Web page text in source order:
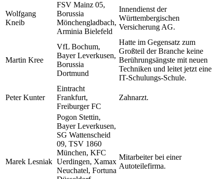
Wolfgang
Kneib
FSV Mainz 05,
Borussia
Mönchengladbach,
Arminia Bielefeld
Innendienst der
Württembergischen
Versicherung AG.
Martin Kree
VfL Bochum,
Bayer Leverkusen,
Borussia
Dortmund
Hatte im Gegensatz zum
Großteil der Branche keine
Berührungsängste mit neuen
Techniken und leitet jetzt eine
IT-Schulungs-Schule.
Peter Kunter
Eintracht
Frankfurt,
Freiburger FC
Zahnarzt.
Marek Lesniak
Pogon Stettin,
Bayer Leverkusen,
SG Wattenscheid
09, TSV 1860
München, KFC
Uerdingen, Xamax
Neuchatel, Fortuna
Mitarbeiter bei einer
Autoteilefirma.